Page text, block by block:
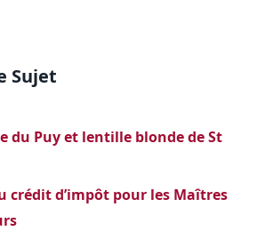
Sujet
du Puy et lentille blonde de St
crédit d’impôt pour les Maîtres